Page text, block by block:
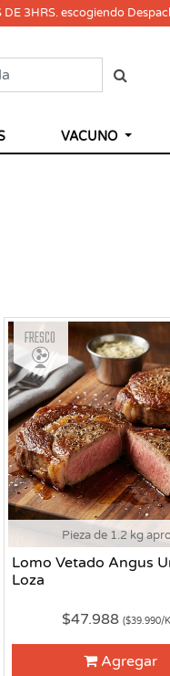
DE 3HRS. escogiendo
VACUNO
Pieza de 1.2 kg
Lomo Vetado Angus
Loza
Fresco
$47.988 ($39.990/
Agregar